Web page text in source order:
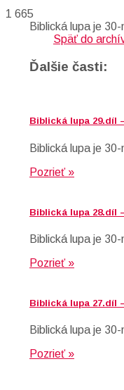
1 665
Biblická lupa je
Späť do
Ďalšie časti:
Biblická lupa 29.díl
Biblická lupa je
Pozrieť »
Biblická lupa 28.díl
Biblická lupa je
Pozrieť »
Biblická lupa 27.díl
Biblická lupa je
Pozrieť »